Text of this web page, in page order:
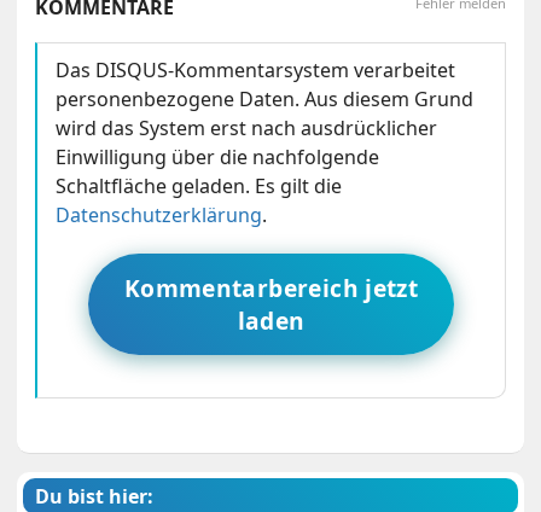
KOMMENTARE
Das DISQUS-Kommentarsystem verarbeitet
personenbezogene Daten. Aus diesem Grund
wird das System erst nach ausdrücklicher
Einwilligung über die nachfolgende
Schaltfläche geladen. Es gilt die
Datenschutzerklärung.
Kommentarbereich jetzt
laden
Du bist hier: